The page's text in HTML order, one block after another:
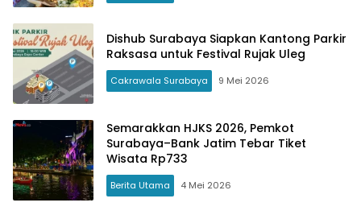
Dishub Surabaya Siapkan Kantong Parkir
Raksasa untuk Festival Rujak Uleg
Cakrawala Surabaya 9 Mei 2026
Semarakkan HJKS 2026, Pemkot
Surabaya–Bank Jatim Tebar Tiket
Wisata Rp733
Berita Utama 4 Mei 2026